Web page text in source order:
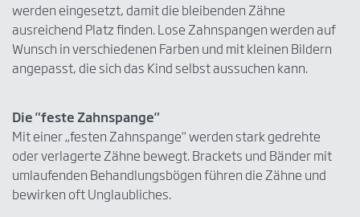
werden eingesetzt, damit die bleibenden Zähne
ausreichend Platz finden. Lose Zahnspangen werden auf
Wunsch in verschiedenen Farben und mit kleinen Bildern
angepasst, die sich das Kind selbst aussuchen kann.
Die "feste Zahnspange"
Mit einer „festen Zahnspange“ werden stark gedrehte
oder verlagerte Zähne bewegt. Brackets und Bänder mit
umlaufenden Behandlungsbögen führen die Zähne und
bewirken oft Unglaubliches.